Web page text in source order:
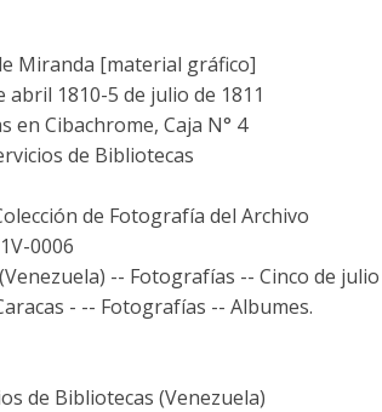
Miranda [material gráfico]
1810-5 de julio de 1811
en Cibachrome, Caja N° 4
de Bibliotecas
de Fotografía del Archivo
0006
-- Fotografías -- Cinco de julio
- -- Fotografías -- Albumes.
de Bibliotecas (Venezuela)